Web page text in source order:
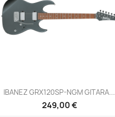
Brzi pregled
IBANEZ GRX120SP-NGM GITARA...
249,00 €